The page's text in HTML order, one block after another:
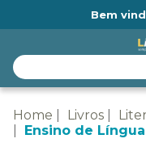
Bem
Home Livros
Ensino de